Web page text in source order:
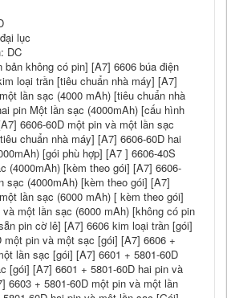
lục
DC
bản không có pin] [A7] 6606 búa điện
loại trần [tiêu chuẩn nhà máy] [A7]
lần sạc (4000 mAh) [tiêu chuẩn nhà
pin Một lần sạc (4000mAh) [cấu hình
6606-60D một pin và một lần sạc
chuẩn nhà máy] [A7] 6606-60D hai
[gói phù hợp] [A7 ] 6606-40S
(4000mAh) [kèm theo gói] [A7] 6606-
sạc (4000mAh) [kèm theo gói] [A7]
lần sạc (6000 mAh) [ kèm theo gói]
một lần sạc (6000 mAh) [không có pin
pin cờ lê] [A7] 6606 kim loại trần [gói]
một pin và một sạc [gói] [A7] 6606 +
lần sạc [gói] [A7] 6601 + 5801-60D
[gói] [A7] 6601 + 5801-60D hai pin và
6603 + 5801-60D một pin và một lần